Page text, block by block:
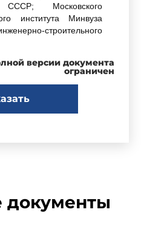
СССР; Московского
института Минвуза
строительного
политехнического
ССР
версии документа
ограничен
документы